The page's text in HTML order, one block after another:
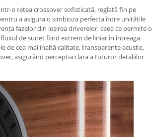
o rețea crossover sofisticată, reglată fin pe
a asigura o simbioza perfecta între unitățile
fazelor din ieșirea driverelor, ceea ce permite o
de sunet fiind extrem de liniar în întreaga
de cea mai înaltă calitate, transparente acustic,
asigurând perceptia clara a tuturor detaliilor